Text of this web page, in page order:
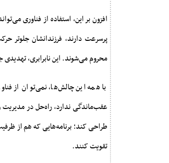
افزون بر این، استفاده از فناوری
پرسرعت دارند، فرزندانشان
محروم می‌شوند. این نابرابری،
با همه این چالش‌ها، نمی‌توان از
عقب‌ماندگی ندارد، راه‌حل در
طراحی کند؛ برنامه‌هایی که هم از
تقویت کنند.